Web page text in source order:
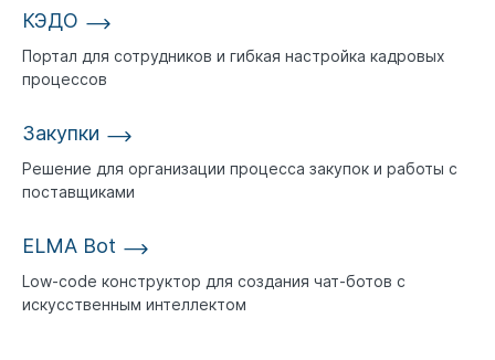
КЭДО
Портал для сотрудников и гибкая настройка кадровых
процессов
Закупки
Решение для организации процесса закупок и работы с
поставщиками
ELMA Bot
Low-code конструктор для создания чат-ботов с
искусственным интеллектом